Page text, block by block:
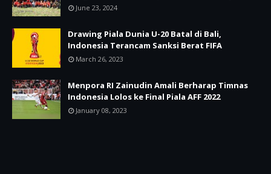
June 23, 2024
Drawing Piala Dunia U-20 Batal di Bali,
Indonesia Terancam Sanksi Berat FIFA
March 26, 2023
Menpora RI Zainudin Amali Berharap Timnas
Indonesia Lolos ke Final Piala AFF 2022
January 08, 2023